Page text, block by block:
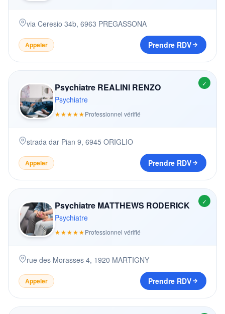
via Ceresio 34b, 6963 PREGASSONA
Appeler Prendre RDV
✓
Psychiatre REALINI RENZO
Psychiatre
★★★★★Professionnel vérifié
strada dar Pian 9, 6945 ORIGLIO
Appeler Prendre RDV
✓
Psychiatre MATTHEWS RODERICK
Psychiatre
★★★★★Professionnel vérifié
rue des Morasses 4, 1920 MARTIGNY
Appeler Prendre RDV